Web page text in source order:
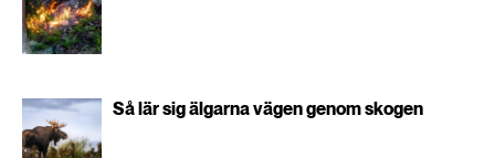
Så lär sig älgarna vägen genom skogen